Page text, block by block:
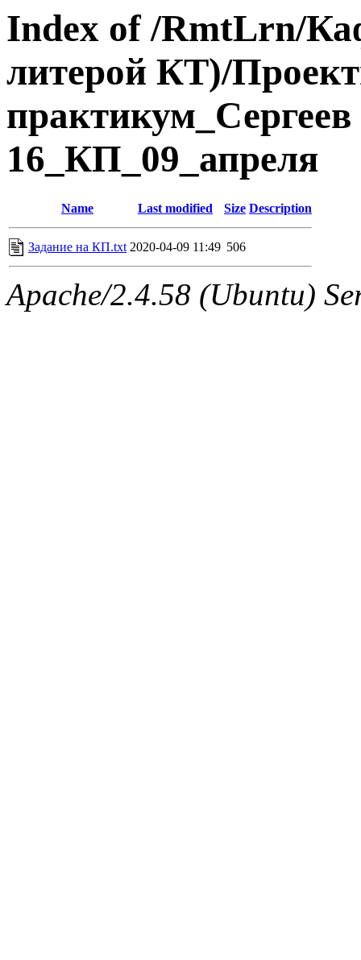
Index of /RmtLrn/
литерой КТ)/
16_КП_09_апреля
Name Last modified Size Description
Задание на КП.txt 2020-04-09 11:49 506
Apache/2.4.58 (Ubuntu)